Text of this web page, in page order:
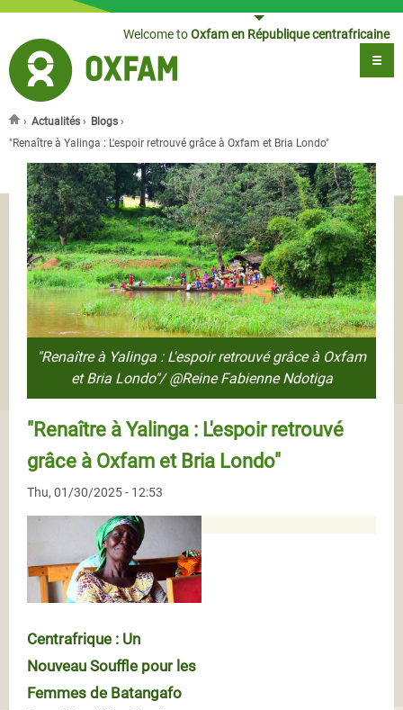
Jump to navigationWelcome toOxfam en République centrafricaine
You are here
› Actualités › Blogs ›
"Renaître à Yalinga : L'espoir retrouvé grâce à Oxfam et Bria Londo"
"Renaître à Yalinga : L'espoir retrouvé grâce à Oxfam
et Bria Londo"/ @Reine Fabienne Ndotiga
"Renaître à Yalinga : L'espoir retrouvé
grâce à Oxfam et Bria Londo"
Thu, 01/30/2025 - 12:53
Centrafrique : Un
Nouveau Souffle pour les
Femmes de Batangafo